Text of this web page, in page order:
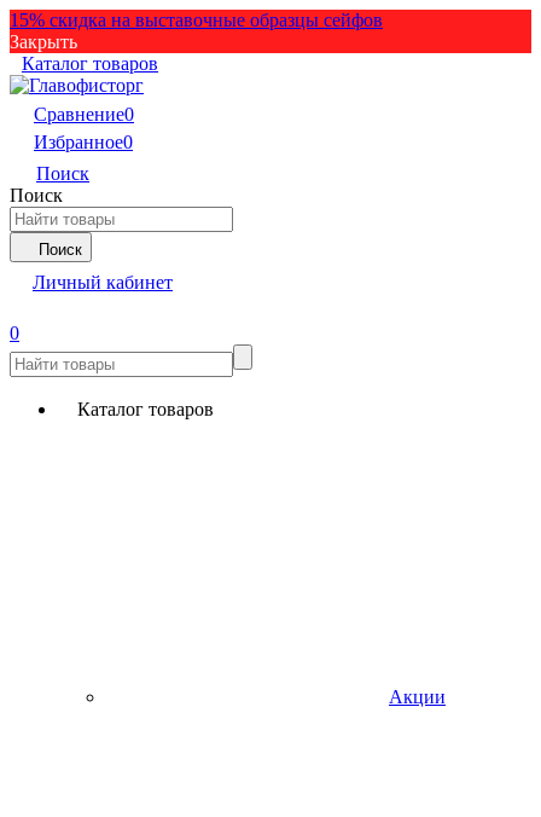
15% скидка на выставочные образцы сейфов
Закрыть
Каталог товаров
Сравнение0
Избранное0
Поиск
Поиск
Поиск
Личный кабинет
0
Каталог товаров
Акции